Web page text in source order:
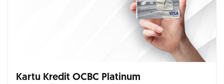
Kartu Kredit OCBC Platinum